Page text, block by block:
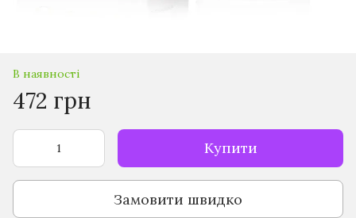
В наявності
472 грн
Купити
Замовити швидко